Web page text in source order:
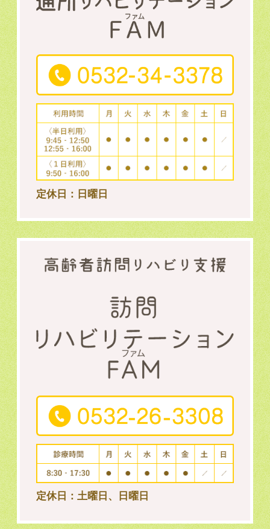
定休日：日曜日
定休日：土曜日、日曜日